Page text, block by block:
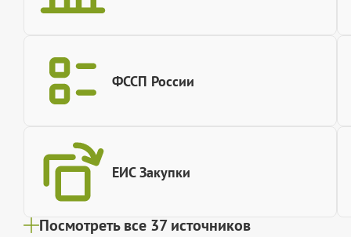
ФССП России
ЕИС Закупки
Посмотреть все 37 источников